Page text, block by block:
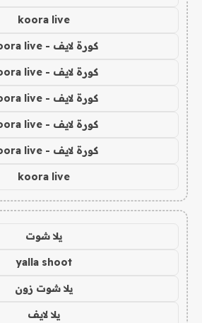
koora live
كورة لايف - koora live
كورة لايف - koora live
كورة لايف - koora live
كورة لايف - koora live
كورة لايف - koora live
koora live
يلا شوت
yalla shoot
يلا شوت زون
يلا لايف